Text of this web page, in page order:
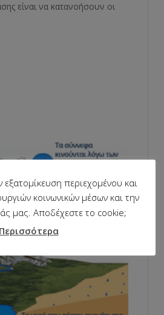
είναι να κατανοήσουν οι
περιεχομένου και
κοινωνικών μέσων και την
μας. Αποδέχεστε το cookie;
Περισσότερα